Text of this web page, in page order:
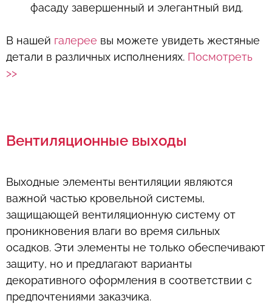
фасаду завершенный и элегантный вид.
В нашей галерее вы можете увидеть жестяные
детали в различных исполнениях. Посмотреть
>>
Вентиляционные выходы
Выходные элементы вентиляции являются
важной частью кровельной системы,
защищающей вентиляционную систему от
проникновения влаги во время сильных
осадков. Эти элементы не только обеспечивают
защиту, но и предлагают варианты
декоративного оформления в соответствии с
предпочтениями заказчика.